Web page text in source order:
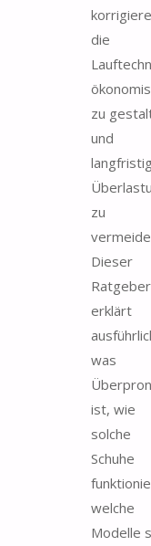
die
zu
und
zu
Dieser
Ratgeber
erklärt
was
ist, wie
solche
Schuhe
welche
Modelle